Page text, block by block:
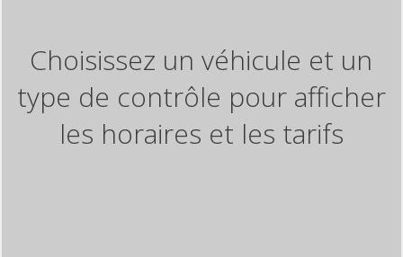
Choisissez un véhicule et un
type de contrôle pour afficher
les horaires et les tarifs